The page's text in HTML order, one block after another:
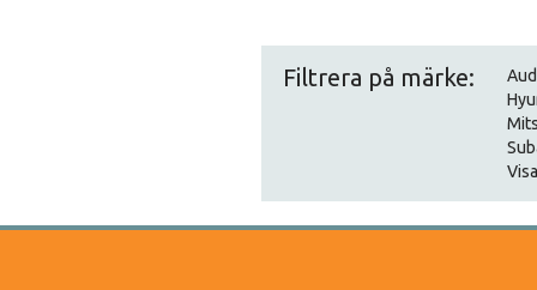
Filtrera på märke: